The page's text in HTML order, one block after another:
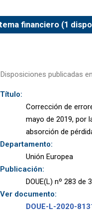
financiero (1
publicadas
Título:
Corrección de
mayo de 2019, por
absorción de
Departamento:
Unión Europea
Publicación:
DOUE(L) nº 283 de
Ver documento:
DOUE-L-2020-